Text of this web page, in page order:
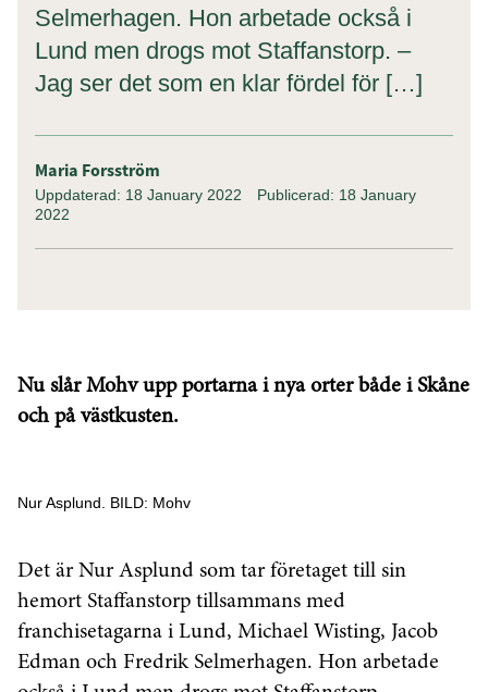
Selmerhagen. Hon arbetade också i
Lund men drogs mot Staffanstorp. –
Jag ser det som en klar fördel för […]
Maria Forsström
Uppdaterad: 18 January 2022
Publicerad: 18 January
2022
Nu slår Mohv upp portarna i nya orter både i Skåne
och på västkusten.
Nur Asplund. BILD: Mohv
Det är Nur Asplund som tar företaget till sin
hemort Staffanstorp tillsammans med
franchisetagarna i Lund, Michael Wisting, Jacob
Edman och Fredrik Selmerhagen. Hon arbetade